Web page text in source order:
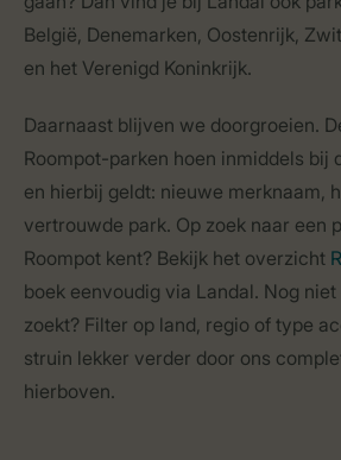
België, Denemarken, Oostenrijk,
en het Verenigd Koninkrijk.
Daarnaast blijven we doorgroeien.
Roompot-parken hoen inmiddels bij
en hierbij geldt: nieuwe merknaam,
vertrouwde park. Op zoek naar een
Roompot kent? Bekijk het overzicht
boek eenvoudig via Landal. Nog
zoekt? Filter op land, regio of type
struin lekker verder door ons
hierboven.